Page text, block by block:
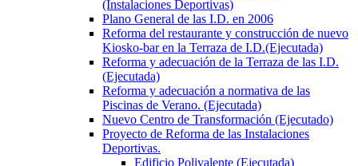
(Instalaciones Deportivas)
Plano General de las I.D. en 2006
Reforma del restaurante y construcción de nuevo
Kiosko-bar en la Terraza de I.D.(Ejecutada)
Reforma y adecuación de la Terraza de las I.D.
(Ejecutada)
Reforma y adecuación a normativa de las
Piscinas de Verano. (Ejecutada)
Nuevo Centro de Transformación (Ejecutado)
Proyecto de Reforma de las Instalaciones
Deportivas.
Edificio Polivalente (Ejecutada)